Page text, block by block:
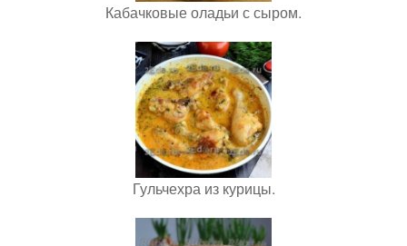
Кабачковые оладьи с сыром.
Гульчехра из курицы.